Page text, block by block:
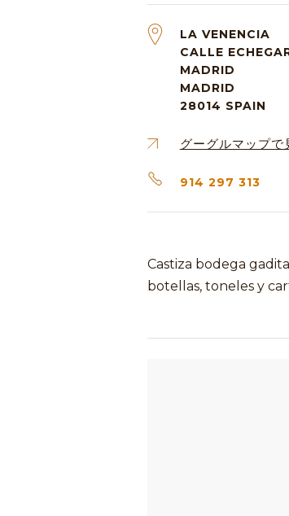
LA VENENCIA
CALLE
MADRID
MADRID
28014 SPAIN
グーグルマップで
914 297 313
Castiza bodega
botellas, toneles y